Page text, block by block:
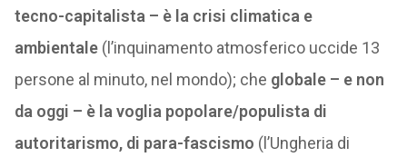
tecno-capitalista – è la crisi climatica e
ambientale(l’inquinamento atmosferico uccide 13
persone al minuto, nel mondo); che globale – e non
da oggi – è la voglia popolare/populista di
autoritarismo, di para-fascismo (l’Ungheria di